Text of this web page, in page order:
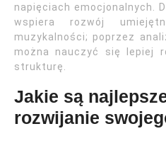
napięciach emocjonalnych.
wspiera rozwój
muzykalności; poprzez
można nauczyć się lepiej
strukturę.
Jakie są
rozwijanie